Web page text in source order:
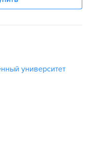
университет